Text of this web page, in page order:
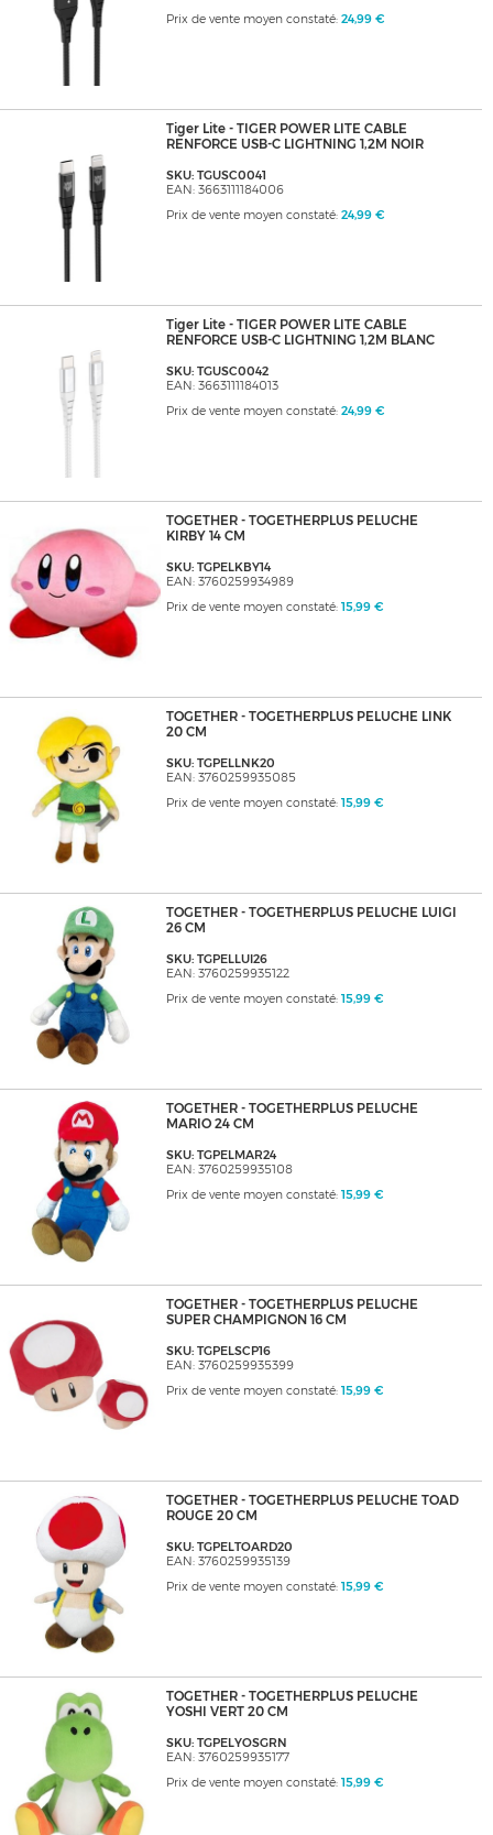
Prix de vente moyen constaté: 24,99 €
Tiger Lite - TIGER POWER LITE CABLE
RENFORCE USB-C LIGHTNING 1,2M NOIR
SKU: TGUSC0041
EAN: 3663111184006
Prix de vente moyen constaté: 24,99 €
Tiger Lite - TIGER POWER LITE CABLE
RENFORCE USB-C LIGHTNING 1,2M BLANC
SKU: TGUSC0042
EAN: 3663111184013
Prix de vente moyen constaté: 24,99 €
TOGETHER - TOGETHERPLUS PELUCHE
KIRBY 14 CM
SKU: TGPELKBY14
EAN: 3760259934989
Prix de vente moyen constaté: 15,99 €
TOGETHER - TOGETHERPLUS PELUCHE LINK
20 CM
SKU: TGPELLNK20
EAN: 3760259935085
Prix de vente moyen constaté: 15,99 €
TOGETHER - TOGETHERPLUS PELUCHE LUIGI
26 CM
SKU: TGPELLUI26
EAN: 3760259935122
Prix de vente moyen constaté: 15,99 €
TOGETHER - TOGETHERPLUS PELUCHE
MARIO 24 CM
SKU: TGPELMAR24
EAN: 3760259935108
Prix de vente moyen constaté: 15,99 €
TOGETHER - TOGETHERPLUS PELUCHE
SUPER CHAMPIGNON 16 CM
SKU: TGPELSCP16
EAN: 3760259935399
Prix de vente moyen constaté: 15,99 €
TOGETHER - TOGETHERPLUS PELUCHE TOAD
ROUGE 20 CM
SKU: TGPELTOARD20
EAN: 3760259935139
Prix de vente moyen constaté: 15,99 €
TOGETHER - TOGETHERPLUS PELUCHE
YOSHI VERT 20 CM
SKU: TGPELYOSGRN
EAN: 3760259935177
Prix de vente moyen constaté: 15,99 €